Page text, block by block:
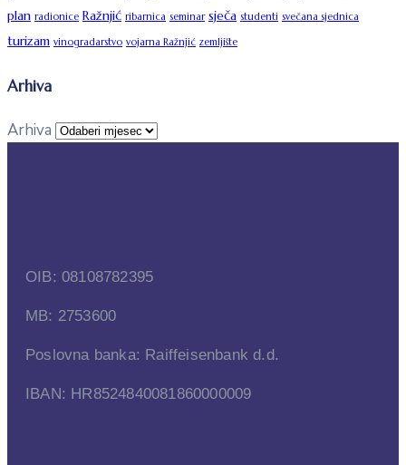
plan radionice Ražnjić ribarnica seminar sječa studenti svečana sjednica
turizam vinogradarstvo vojarna Ražnjić zemljište
Arhiva
Arhiva
OIB: 08108782395
MB: 2753600
Poslovna banka: Raiffeisenbank d.d.
IBAN: HR8524840081860000009